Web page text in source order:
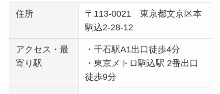
住所
〒113-0021 東京都文京区本
駒込2-28-12
アクセス・最
寄り駅
・千石駅A1出口徒歩4分
・東京メトロ駒込駅 2番出口
徒歩9分